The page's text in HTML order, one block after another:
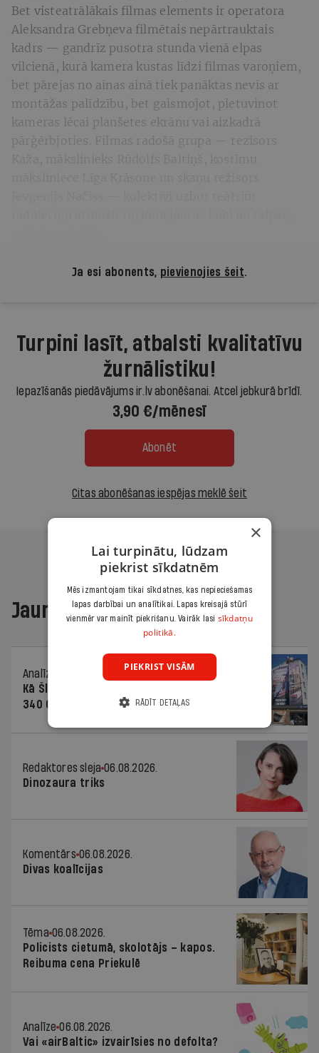
Bet visteatrālākais filmas elements ir operatora
Aleksandra Grebņeva filmētais nepārtrauktais
kadrs — gandrīz pusotra stunda vienā elpas
vilcienā, kurā kamera kustas līdzi filmas varoņiem,
bet pārejas no ainas ainā tiek panāktas nevis ar
montāžas palīdzību, bet gaismojot, pietuvinot
kameras lēcai planšetes ekrānu vai aizkadrā
pārģērbjoties. Filmas radošā grupa — rezisors
Ja esi abonents, pievienojies šeit.
Turpini lasīt, atbalsti kvalitatīvu
žurnālistiku!
Iepazīšanās piedāvājums ir.lv abonēšanai. Atcel jebkurā brīdī.
3,90 €/mēnesī
Abonēt
Citas abonēšanas iespējas meklē šeit
Jaunākajā žurnālā
Analīze
06.08.2026.
Kā Šlesera partija palika nesodīta par
340 000 vērtu reklāmas kampaņu
Redaktores sleja 06.08.2026.
Dinozaura triks
Komentārs 06.08.2026.
Divas koalīcijas
Tēma 06.08.2026.
Policists cietumā, skolotājs – kapos.
Reibuma cena Priekulē
Analīze 06.08.2026.
Vai «airBaltic» izvairīsies no defolta?
×
Lai turpinātu, lūdzam
piekrist sīkdatnēm
Mēs izmantojam tikai sīkdatnes, kas nepieciešamas
lapas darbībai un analītikai. Lapas kreisajā stūrī
vienmēr var mainīt piekrišanu. Vairāk lasi sīkdatņu
politikā.
PIEKRIST VISĀM
RĀDĪT DETAĻAS